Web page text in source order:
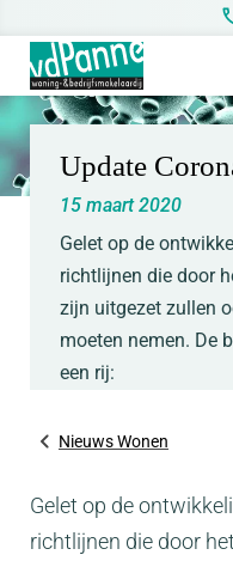
Update
15 maart 2020
Gelet op de
richtlijnen die door
zijn uitgezet zullen
moeten nemen. De
een rij:
Nieuws Wonen
Gelet op de
richtlijnen die door